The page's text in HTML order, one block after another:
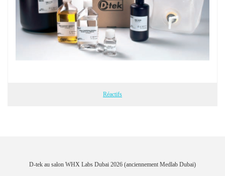
Réactifs
D-tek au salon WHX Labs Dubai 2026 (anciennement Medlab Dubai)